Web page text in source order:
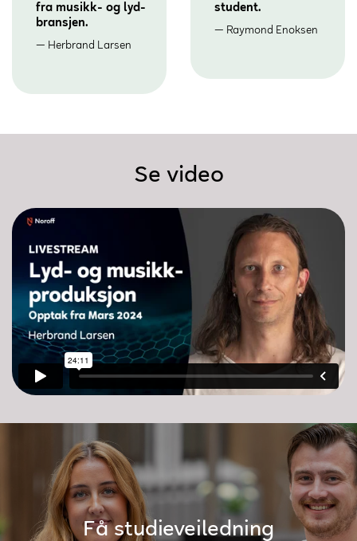
fra musikk- og lyd-
bransjen.
Herbrand Larsen
student.
Raymond Enoksen
Se video
Få studieveiledning